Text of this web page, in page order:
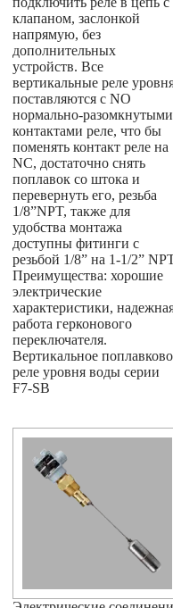
клапаном, заслонкой
напрямую, без
дополнительных
устройств. Все
вертикальные реле
поставляются с NO
нормально-разомкнутыми
контактами реле, что бы
поменять контакт реле на
NC, достаточно снять
поплавок со штока и
перевернуть его, резьба
1/8”NPT, также для
удобства монтажа
доступны фитинги с
резьбой 1/8” на 1-1/2”
Преимущества: хорошие
электрические
характеристики,
работа герконового
переключателя.
Вертикальное
реле уровня воды серии
F7-SB